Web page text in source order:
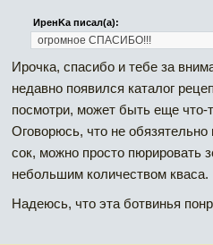
ИренKа писал(а):
огромное СПАСИБО!!!
Ирочка, спасибо и тебе за
недавно появился каталог
посмотри, может быть еще что-
Оговорюсь, что не
сок, можно просто пюрировать
небольшим количеством кваса.
Надеюсь, что эта ботвинья